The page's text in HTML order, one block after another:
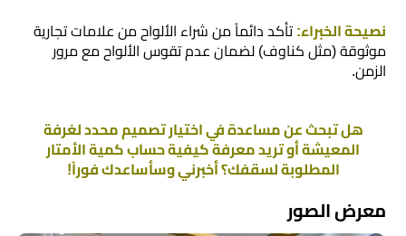
نصيحة الخبراء:تأكد دائماً من شراء الألواح من علامات تجارية
موثوقة (مثل كناوف) لضمان عدم تقوس الألواح مع مرور
الزمن.
هل تبحث عن مساعدة في اختيار تصميم محدد لغرفة
المعيشة أو تريد معرفة كيفية حساب كمية الأمتار
المطلوبة لسقفك؟ أخبرني وسأساعدك فوراً!
معرض الصور